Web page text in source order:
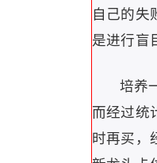
自己的失
是进行盲
培养
而经过统
时再买，